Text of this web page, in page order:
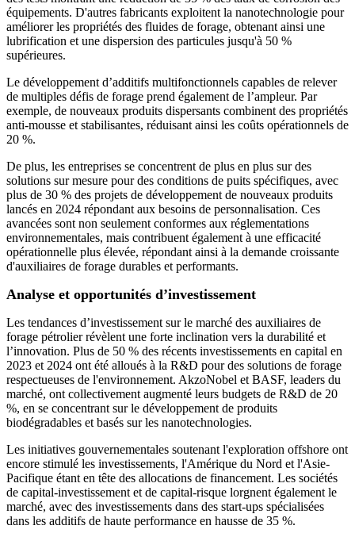
équipements. D'autres fabricants exploitent la nanotechnologie pour
améliorer les propriétés des fluides de forage, obtenant ainsi une
lubrification et une dispersion des particules jusqu'à 50 %
supérieures.
Le développement d’additifs multifonctionnels capables de relever
de multiples défis de forage prend également de l’ampleur. Par
exemple, de nouveaux produits dispersants combinent des propriétés
anti-mousse et stabilisantes, réduisant ainsi les coûts opérationnels de
20 %.
De plus, les entreprises se concentrent de plus en plus sur des
solutions sur mesure pour des conditions de puits spécifiques, avec
plus de 30 % des projets de développement de nouveaux produits
lancés en 2024 répondant aux besoins de personnalisation. Ces
avancées sont non seulement conformes aux réglementations
environnementales, mais contribuent également à une efficacité
opérationnelle plus élevée, répondant ainsi à la demande croissante
d'auxiliaires de forage durables et performants.
Analyse et opportunités d’investissement
Les tendances d’investissement sur le marché des auxiliaires de
forage pétrolier révèlent une forte inclination vers la durabilité et
l’innovation. Plus de 50 % des récents investissements en capital en
2023 et 2024 ont été alloués à la R&D pour des solutions de forage
respectueuses de l'environnement. AkzoNobel et BASF, leaders du
marché, ont collectivement augmenté leurs budgets de R&D de 20
%, en se concentrant sur le développement de produits
biodégradables et basés sur les nanotechnologies.
Les initiatives gouvernementales soutenant l'exploration offshore ont
encore stimulé les investissements, l'Amérique du Nord et l'Asie-
Pacifique étant en tête des allocations de financement. Les sociétés
de capital-investissement et de capital-risque lorgnent également le
marché, avec des investissements dans des start-ups spécialisées
dans les additifs de haute performance en hausse de 35 %.